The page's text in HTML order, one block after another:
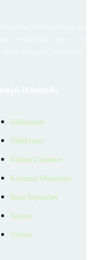
Hakkımızda
Ödüllerimiz
Reklam Çözümleri
Kurumsal Materyaller
İnsan Kaynakları
İletişim
Yardım